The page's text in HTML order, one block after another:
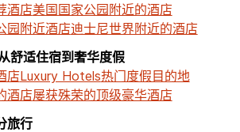
酒店美国国家公园附近的酒店
园附近酒店迪士尼世界附近的酒店
舒适住宿到奢华度假
店Luxury Hotels热门度假目的地
酒店屡获殊荣的顶级豪华酒店
旅行